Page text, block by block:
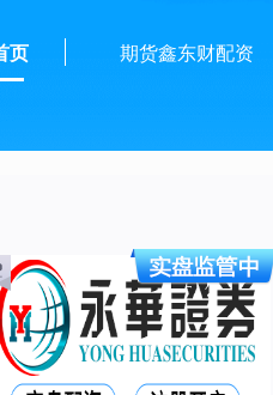
页 期货鑫东财配资